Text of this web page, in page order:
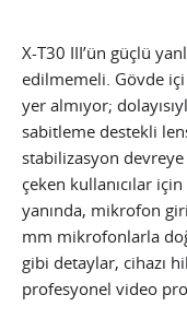
X-T30 III’ün güçlü
edilmemeli. Gövde
yer almıyor;
sabitleme destekli
stabilizasyon
çeken kullanıcılar
yanında, mikrofon
mm mikrofonlarla
gibi detaylar, cihazı
profesyonel video